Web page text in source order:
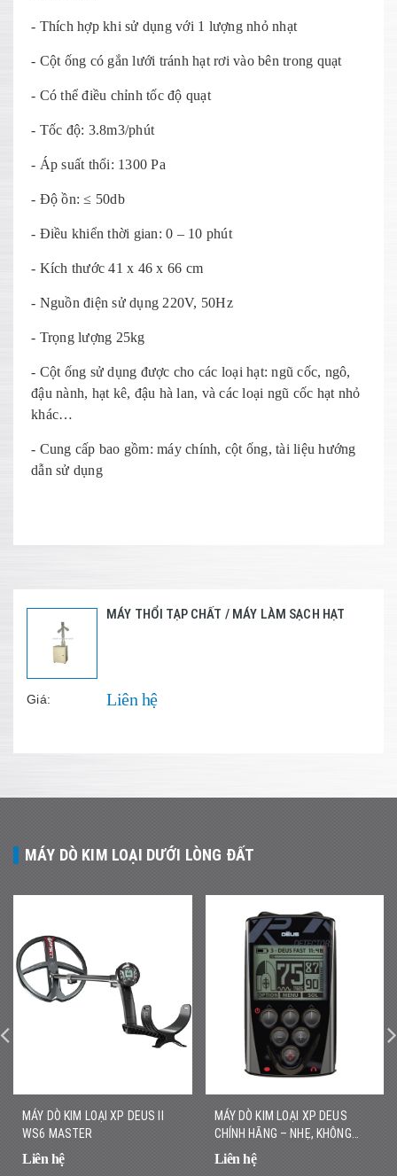
- Thích hợp khi sử dụng với 1 lượng nhỏ nhạt
- Cột ống có gắn lưới tránh hạt rơi vào bên trong quạt
- Có thể điều chỉnh tốc độ quạt
- Tốc độ: 3.8m3/phút
- Áp suất thổi: 1300 Pa
- Độ ồn: ≤ 50db
- Điều khiển thời gian: 0 – 10 phút
- Kích thước 41 x 46 x 66 cm
- Nguồn điện sử dụng 220V, 50Hz
- Trọng lượng 25kg
- Cột ống sử dụng được cho các loại hạt: ngũ cốc, ngô,
đậu nành, hạt kê, đậu hà lan, và các loại ngũ cốc hạt nhỏ
khác…
- Cung cấp bao gồm: máy chính, cột ống, tài liệu hướng
dẫn sử dụng
MÁY THỔI TẠP CHẤT / MÁY LÀM SẠCH HẠT
Giá: Liên hệ
MÁY DÒ KIM LOẠI DƯỚI LÒNG ĐẤT
MÁY DÒ KIM LOẠI XP DEUS II
WS6 MASTER
Liên hệ
MÁY DÒ KIM LOẠI XP DEUS
CHÍNH HÃNG – NHẸ, KHÔNG
DÂY, DÒ NHANH CHÍNH XÁC
Liên hệ